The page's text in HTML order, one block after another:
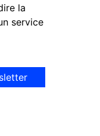
la
service